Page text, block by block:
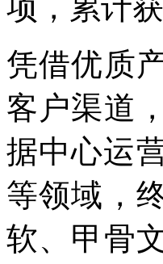
项，累计
凭借优质
客户渠道
据中心运
等领域，
软、甲骨